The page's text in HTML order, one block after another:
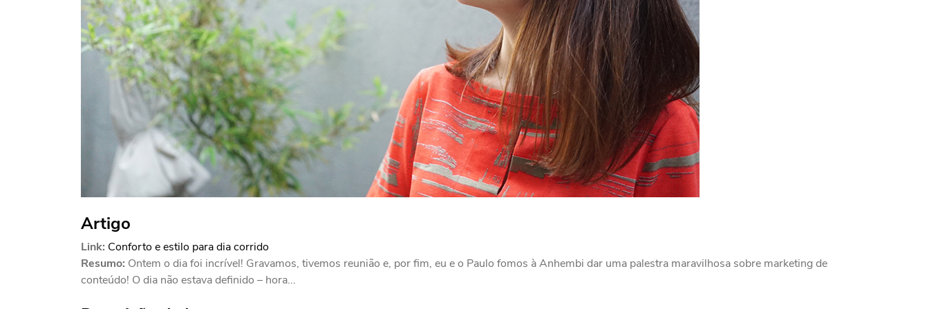
Artigo
Link: Conforto e estilo para dia corrido
Resumo: Ontem o dia foi incrível! Gravamos, tivemos reunião e, por fim, eu e o Paulo fomos à Anhembi dar uma palestra maravilhosa sobre marketing de
conteúdo! O dia não estava definido – hora...